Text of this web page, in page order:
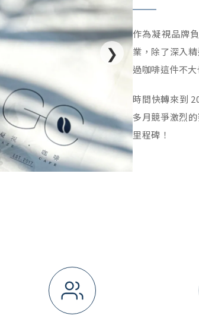
❯
作為凝視品牌
業，除了深入
過咖啡這件不
時間快轉來到
多月競爭激烈
里程碑！